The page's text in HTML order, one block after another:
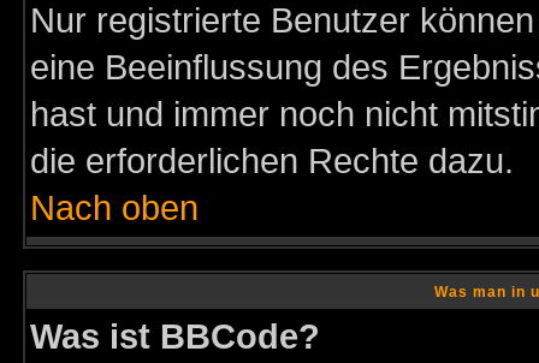
Nur registrierte Benutzer
eine Beeinflussung des
hast und immer noch nicht
die erforderlichen Rechte dazu.
Nach oben
Was man in
Was ist BBCode?